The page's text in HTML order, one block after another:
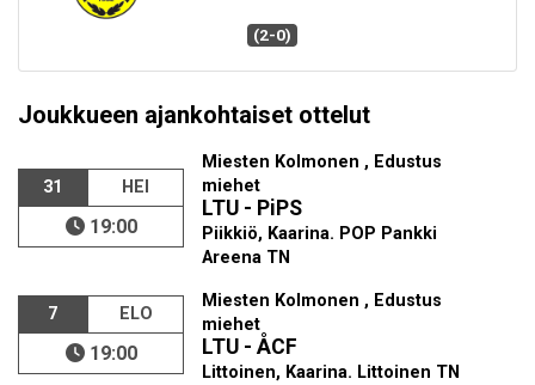
(2-0)
Joukkueen ajankohtaiset ottelut
31 HEI
19:00
Miesten Kolmonen , Edustus
miehet
LTU - PiPS
Piikkiö, Kaarina. POP Pankki
Areena TN
7 ELO
19:00
Miesten Kolmonen , Edustus
miehet
LTU - ÅCF
Littoinen, Kaarina. Littoinen TN